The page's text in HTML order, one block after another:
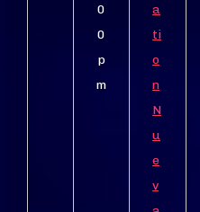
0
0
p
m
a
ti
o
n
N
u
e
v